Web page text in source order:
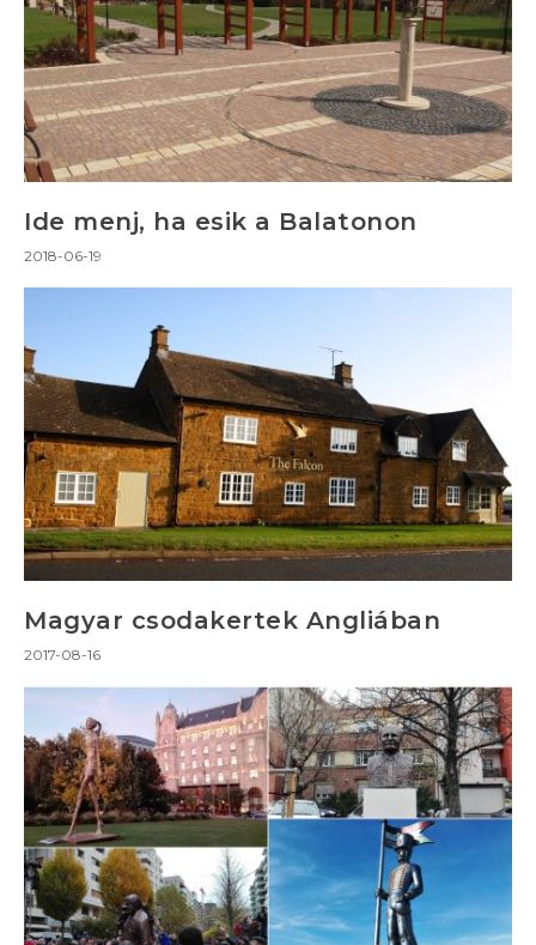
Ide menj, ha esik a Balatonon
2018-06-19
Magyar csodakertek Angliában
2017-08-16